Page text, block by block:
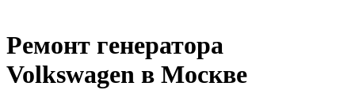
Ремонт генератора
Volkswagen в Москве